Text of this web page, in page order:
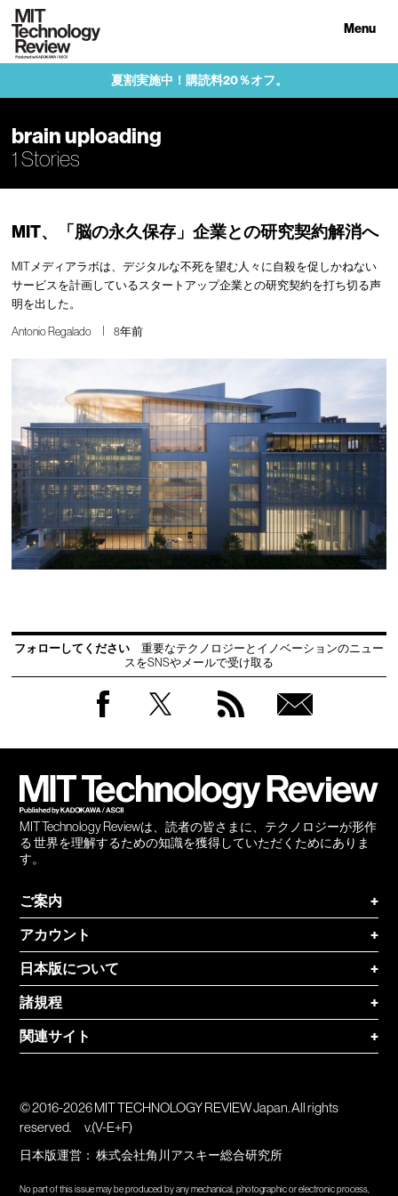
Menu
夏割実施中！購読料20％オフ。
brain uploading
1 Stories
MIT、「脳の永久保存」企業との研究契約解消へ
MITメディアラボは、デジタルな不死を望む人々に自殺を促しかねない
サービスを計画しているスタートアップ企業との研究契約を打ち切る声
明を出した。
Antonio Regalado 8年前
フォローしてください
重要なテクノロジーとイノベーションのニュー
スをSNSやメールで受け取る
MIT Technology Reviewは、読者の皆さまに、テクノロジーが形作
る 世界を理解するための知識を獲得していただくためにありま
す。
ご案内
+
アカウント
+
日本版について
+
諸規程
+
関連サイト
+
© 2016-2026 MIT TECHNOLOGY REVIEW Japan. All rights
reserved.
v.(V-E+F)
日本版運営：株式会社角川アスキー総合研究所
No part of this issue may be produced by any mechanical, photographic or electronic process,